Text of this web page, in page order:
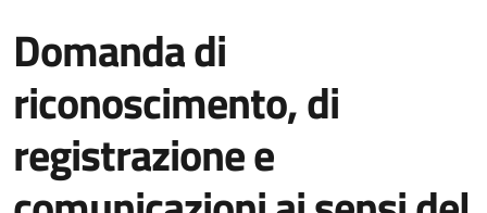
Domanda di
riconoscimento, di
registrazione e